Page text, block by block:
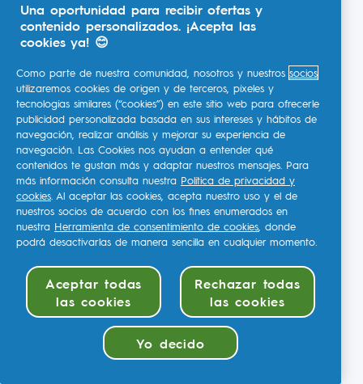
Una oportunidad para recibir ofertas y
contenido personalizados. ¡Acepta las
cookies ya! 😊
Como parte de nuestra comunidad, nosotros y nuestros socios
utilizaremos cookies de origen y de terceros, píxeles y
tecnologías similares (“cookies”) en este sitio web para ofrecerle
publicidad personalizada basada en sus intereses y hábitos de
navegación, realizar análisis y mejorar su experiencia de
navegación. Las Cookies nos ayudan a entender qué
contenidos te gustan más y adaptar nuestros mensajes. Para
más información consulta nuestra Política de privacidad y
cookies. Al aceptar las cookies, acepta nuestro uso y el de
nuestros socios de acuerdo con los fines enumerados en
nuestra Herramienta de consentimiento de cookies, donde
podrá desactivarlas de manera sencilla en cualquier momento.
Aceptar todas
las cookies
Rechazar todas
las cookies
Yo decido